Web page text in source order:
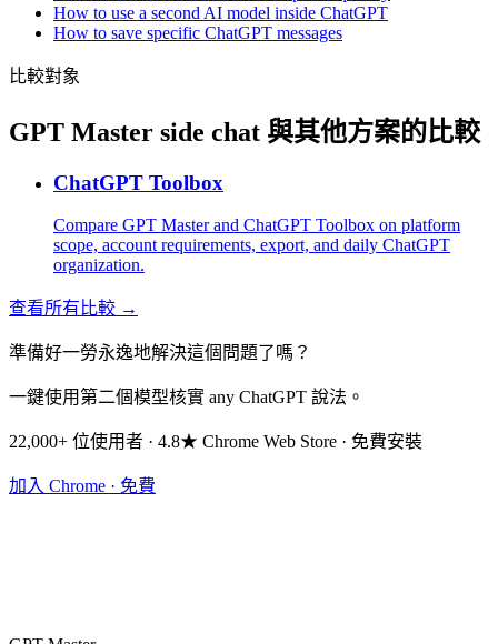
How to use a second AI model inside ChatGPT
How to save specific ChatGPT messages
比較對象
GPT Master side chat 與其他方案的比較
ChatGPT Toolbox
Compare GPT Master and ChatGPT Toolbox on platform
scope, account requirements, export, and daily ChatGPT
organization.
查看所有比較 →
準備好一勞永逸地解決這個問題了嗎？
一鍵使用第二個模型核實 any ChatGPT 說法。
22,000+ 位使用者 · 4.8★ Chrome Web Store · 免費安裝
加入 Chrome · 免費